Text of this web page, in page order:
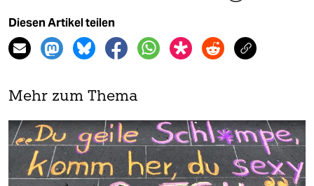
Diesen Artikel teilen
Mehr zum Thema